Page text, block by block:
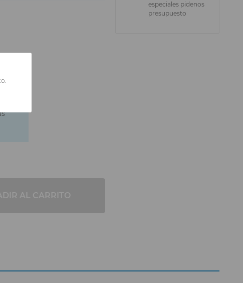
AL CARRITO
especiales pidenos
presupuesto